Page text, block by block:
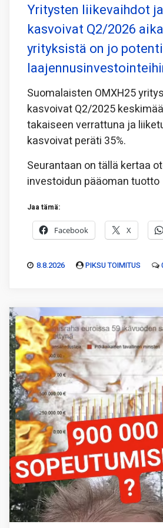
Yritysten liikevaihdot
kasvoivat Q2/2026
yrityksistä on jo
Suomalaisten OMXH25
kasvoivat Q2/2025
takaiseen verrattuna ja
kasvoivat peräti 35%.
Seurantaan on tällä kertaa
investoidun pääoman tuotto
Jaa tämä:
Facebook X
8.8.2026 PIKSU TOIMITUS